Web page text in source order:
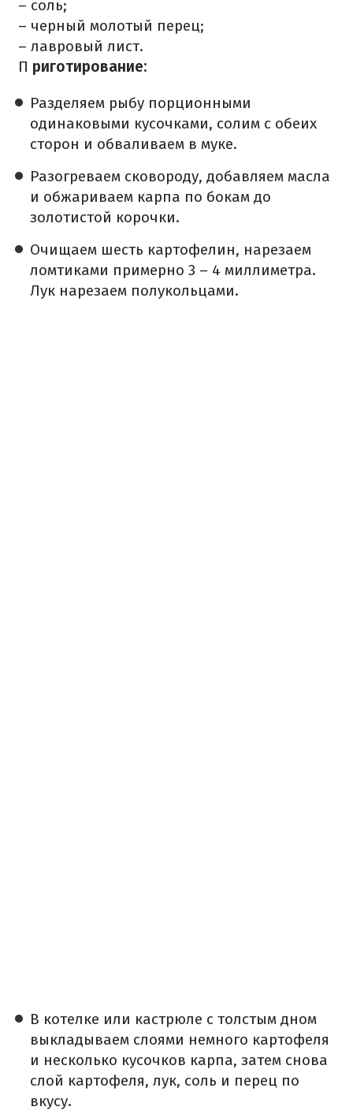
– соль;
– черный молотый перец;
– лавровый лист.
П риготирование:
Разделяем рыбу порционными
одинаковыми кусочками, солим с обеих
сторон и обваливаем в муке.
Разогреваем сковороду, добавляем масла
и обжариваем карпа по бокам до
золотистой корочки.
Очищаем шесть картофелин, нарезаем
ломтиками примерно 3 – 4 миллиметра.
Лук нарезаем полукольцами.
В котелке или кастрюле с толстым дном
выкладываем слоями немного картофеля
и несколько кусочков карпа, затем снова
слой картофеля, лук, соль и перец по
вкусу.